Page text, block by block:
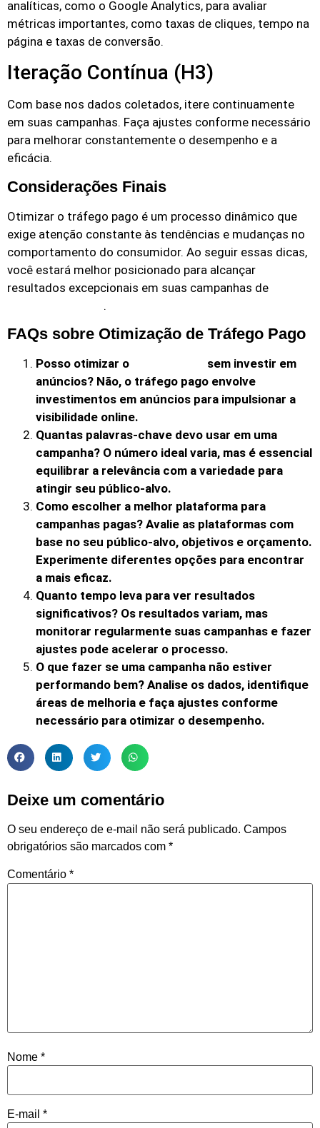
analíticas, como o Google Analytics, para avaliar
métricas importantes, como taxas de cliques, tempo na
página e taxas de conversão.
Iteração Contínua (H3)
Com base nos dados coletados, itere continuamente
em suas campanhas. Faça ajustes conforme necessário
para melhorar constantemente o desempenho e a
eficácia.
Considerações Finais
Otimizar o tráfego pago é um processo dinâmico que
exige atenção constante às tendências e mudanças no
comportamento do consumidor. Ao seguir essas dicas,
você estará melhor posicionado para alcançar
resultados excepcionais em suas campanhas de
.
FAQs sobre Otimização de Tráfego Pago
Posso otimizar o
sem investir em
anúncios? Não, o tráfego pago envolve
investimentos em anúncios para impulsionar a
visibilidade online.
Quantas palavras-chave devo usar em uma
campanha? O número ideal varia, mas é essencial
equilibrar a relevância com a variedade para
atingir seu público-alvo.
Como escolher a melhor plataforma para
campanhas pagas? Avalie as plataformas com
base no seu público-alvo, objetivos e orçamento.
Experimente diferentes opções para encontrar
a mais eficaz.
Quanto tempo leva para ver resultados
significativos? Os resultados variam, mas
monitorar regularmente suas campanhas e fazer
ajustes pode acelerar o processo.
O que fazer se uma campanha não estiver
performando bem? Analise os dados, identifique
áreas de melhoria e faça ajustes conforme
necessário para otimizar o desempenho.
Deixe um comentário
O seu endereço de e-mail não será publicado. Campos
obrigatórios são marcados com *
Comentário *
Nome *
E-mail *